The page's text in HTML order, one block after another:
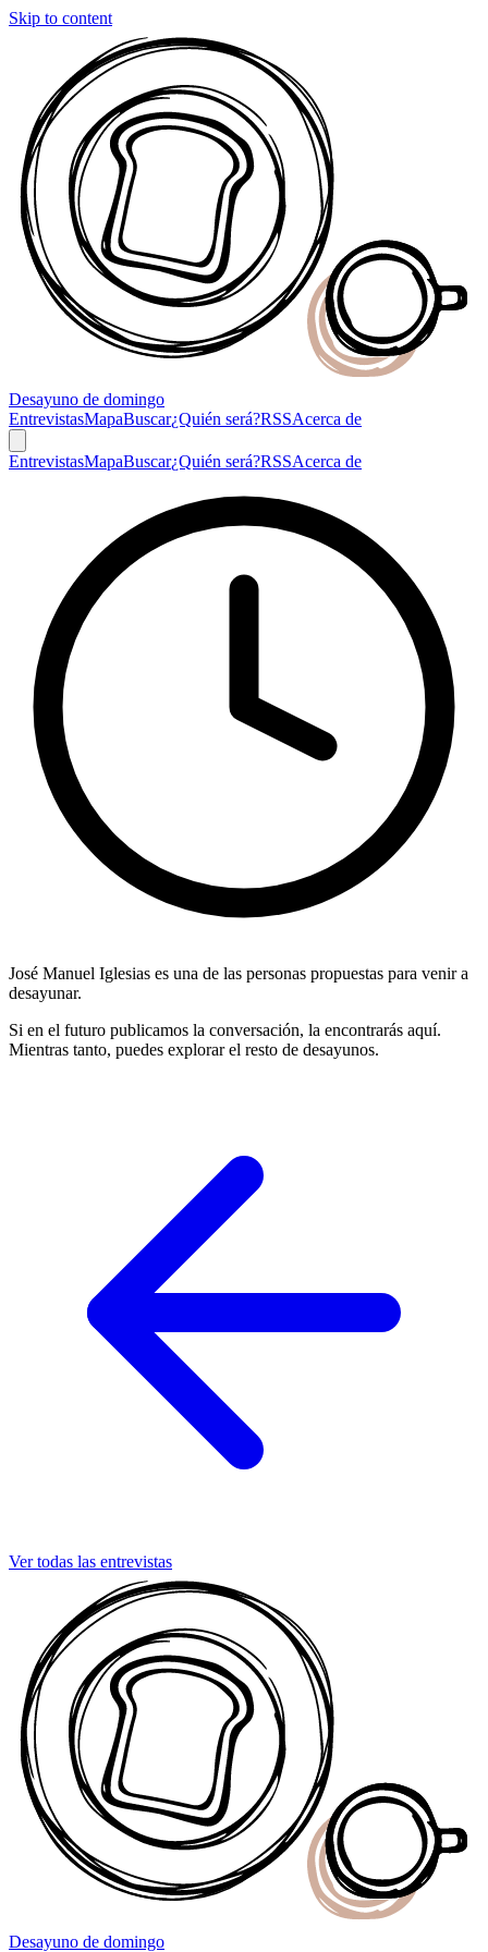
Skip to content
Desayuno de domingo
EntrevistasMapaBuscar¿Quién será?RSSAcerca de
EntrevistasMapaBuscar¿Quién será?RSSAcerca de
José Manuel Iglesias es una de las personas propuestas para venir a
desayunar.
Si en el futuro publicamos la conversación, la encontrarás aquí.
Mientras tanto, puedes explorar el resto de desayunos.
Ver todas las entrevistas
Desayuno de domingo